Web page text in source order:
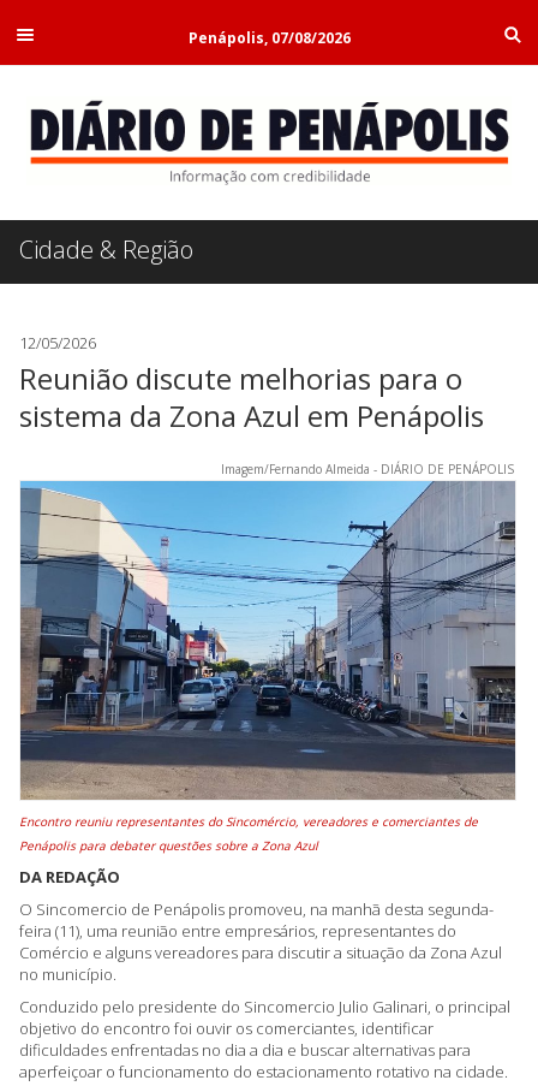
Penápolis, 07/08/2026
Cidade & Região
12/05/2026
Reunião discute melhorias para o
sistema da Zona Azul em Penápolis
Imagem/Fernando Almeida - DIÁRIO DE PENÁPOLIS
Encontro reuniu representantes do Sincomércio, vereadores e comerciantes de
Penápolis para debater questões sobre a Zona Azul
DA REDAÇÃO
O Sincomercio de Penápolis promoveu, na manhã desta segunda-
feira (11), uma reunião entre empresários, representantes do
Comércio e alguns vereadores para discutir a situação da Zona Azul
no município.
Conduzido pelo presidente do Sincomercio Julio Galinari, o principal
objetivo do encontro foi ouvir os comerciantes, identificar
dificuldades enfrentadas no dia a dia e buscar alternativas para
aperfeiçoar o funcionamento do estacionamento rotativo na cidade.